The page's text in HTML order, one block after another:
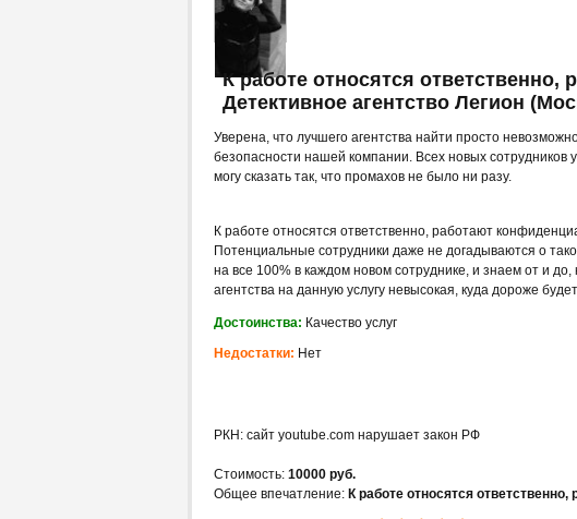
К работе относятся
Детективное агентство Легион
Уверена, что лучшего агентства найти просто
безопасности нашей компании. Всех новых сотрудников
могу сказать так, что промахов не было ни разу.
К работе относятся ответственно, работают
Потенциальные сотрудники даже не догадываются о
на все 100% в каждом новом сотруднике, и знаем от и
агентства на данную услугу невысокая, куда дороже
Достоинства: Качество услуг
Недостатки: Нет
РКН: сайт youtube.com нарушает закон РФ
Стоимость: 10000 руб.
Общее впечатление: К работе относятся